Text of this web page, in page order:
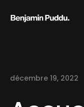
décembre 19, 2022